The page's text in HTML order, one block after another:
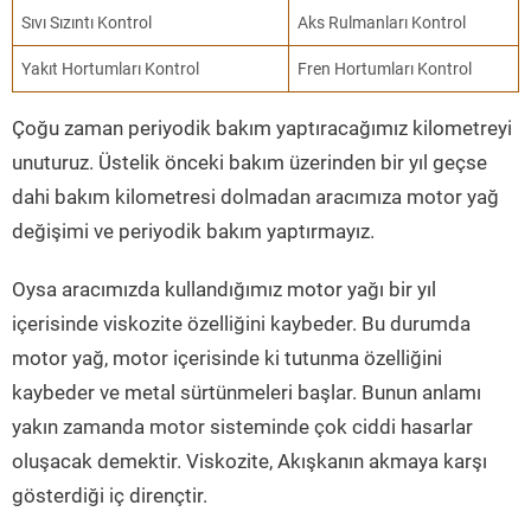
Sıvı Sızıntı Kontrol Aks Rulmanları Kontrol
Yakıt Hortumları Kontrol Fren Hortumları Kontrol
Çoğu zaman periyodik bakım yaptıracağımız kilometreyi
unuturuz. Üstelik önceki bakım üzerinden bir yıl geçse
dahi bakım kilometresi dolmadan aracımıza motor yağ
değişimi ve periyodik bakım yaptırmayız.
Oysa aracımızda kullandığımız motor yağı bir yıl
içerisinde viskozite özelliğini kaybeder. Bu durumda
motor yağ, motor içerisinde ki tutunma özelliğini
kaybeder ve metal sürtünmeleri başlar. Bunun anlamı
yakın zamanda motor sisteminde çok ciddi hasarlar
oluşacak demektir. Viskozite, Akışkanın akmaya karşı
gösterdiği iç dirençtir.